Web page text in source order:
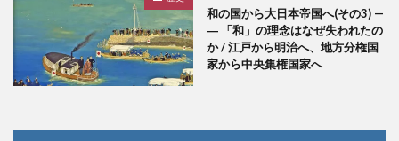
和の国から大日本帝国へ(その3) —
― 「和」の理念はなぜ失われたの
か / 江戸から明治へ、地方分権国
家から中央集権国家へ